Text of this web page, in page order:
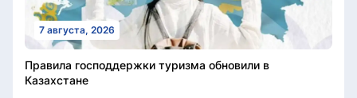
7 августа, 2026
Правила господдержки туризма обновили в
Казахстане